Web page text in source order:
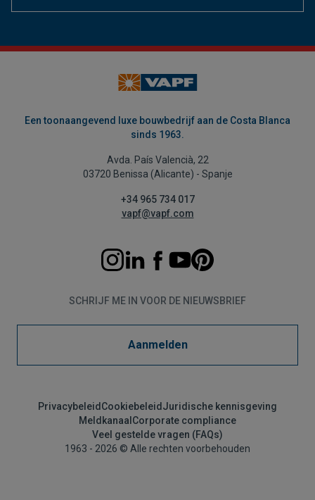
Een toonaangevend luxe bouwbedrijf aan de Costa Blanca
sinds 1963.
Avda. País Valencià, 22
03720 Benissa (Alicante) - Spanje
+34 965 734 017
vapf@vapf.com
SCHRIJF ME IN VOOR DE NIEUWSBRIEF
Aanmelden
Privacybeleid Cookiebeleid Juridische kennisgeving
Meldkanaal Corporate compliance
Veel gestelde vragen (FAQs)
1963 - 2026 © Alle rechten voorbehouden